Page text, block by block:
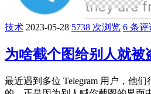
技术 2023-05-28 5738 次浏览 6 条评
为啥截个图给别人就被
最近遇到多位 Telegram 用户，他